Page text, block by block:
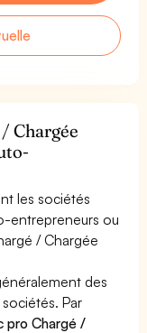
Chargée
les sociétés
entrepreneurs ou
/ Chargée
des
Par
pro Chargé /